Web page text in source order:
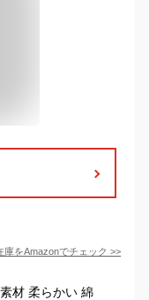
庫をAmazonでチェック >>
材 柔らかい 綿